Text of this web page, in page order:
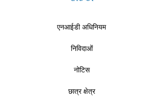
एनआईडी अधिनियम
निविदाओं
नोटिस
छात्र क्षेत्र